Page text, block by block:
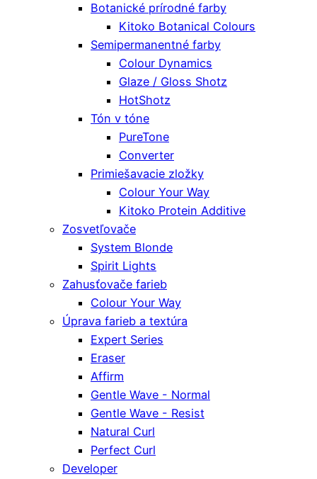
Botanické prírodné farby
Kitoko Botanical Colours
Semipermanentné farby
Colour Dynamics
Glaze / Gloss Shotz
HotShotz
Tón v tóne
PureTone
Converter
Primiešavacie zložky
Colour Your Way
Kitoko Protein Additive
Zosvetľovače
System Blonde
Spirit Lights
Zahusťovače farieb
Colour Your Way
Úprava farieb a textúra
Expert Series
Eraser
Affirm
Gentle Wave - Normal
Gentle Wave - Resist
Natural Curl
Perfect Curl
Developer